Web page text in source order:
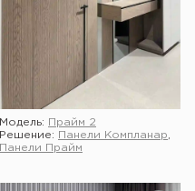
Модель:
Прайм 2
Решение:
Панели Компланар
Панели Прайм